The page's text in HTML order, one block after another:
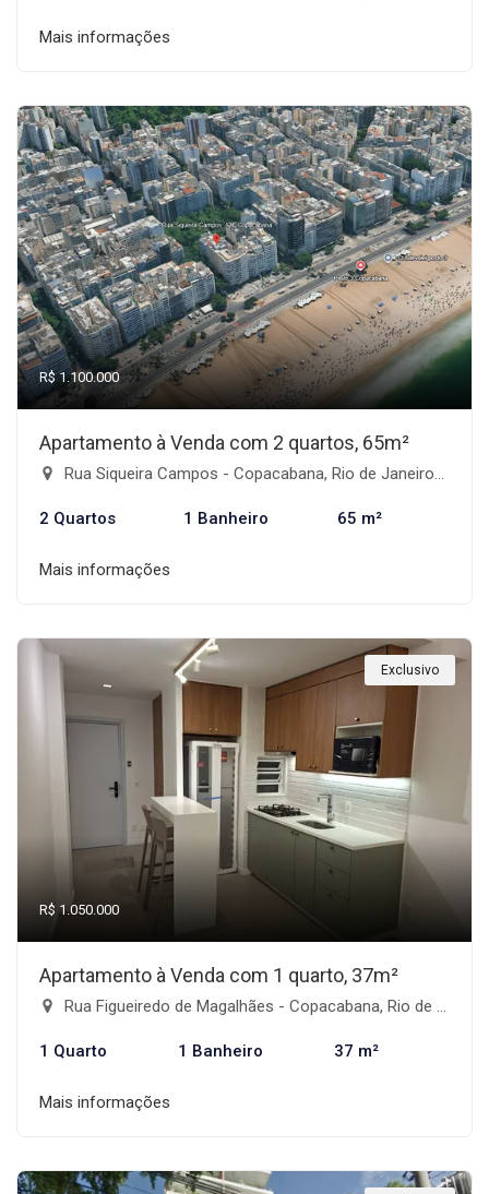
Mais informações
R$ 1.100.000
Apartamento à Venda com 2 quartos, 65m²
Rua Siqueira Campos - Copacabana, Rio de Janeiro-RJ
2 Quartos 1 Banheiro 65 m²
Mais informações
Exclusivo
R$ 1.050.000
Apartamento à Venda com 1 quarto, 37m²
Rua Figueiredo de Magalhães - Copacabana, Rio de Janeiro-RJ
1 Quarto 1 Banheiro 37 m²
Mais informações